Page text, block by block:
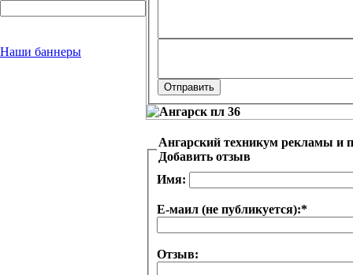
Наши баннеры
Ангарский техникум рекламы
Добавить отзыв
Имя:
Е-маил (не публикуется):*
Отзыв: